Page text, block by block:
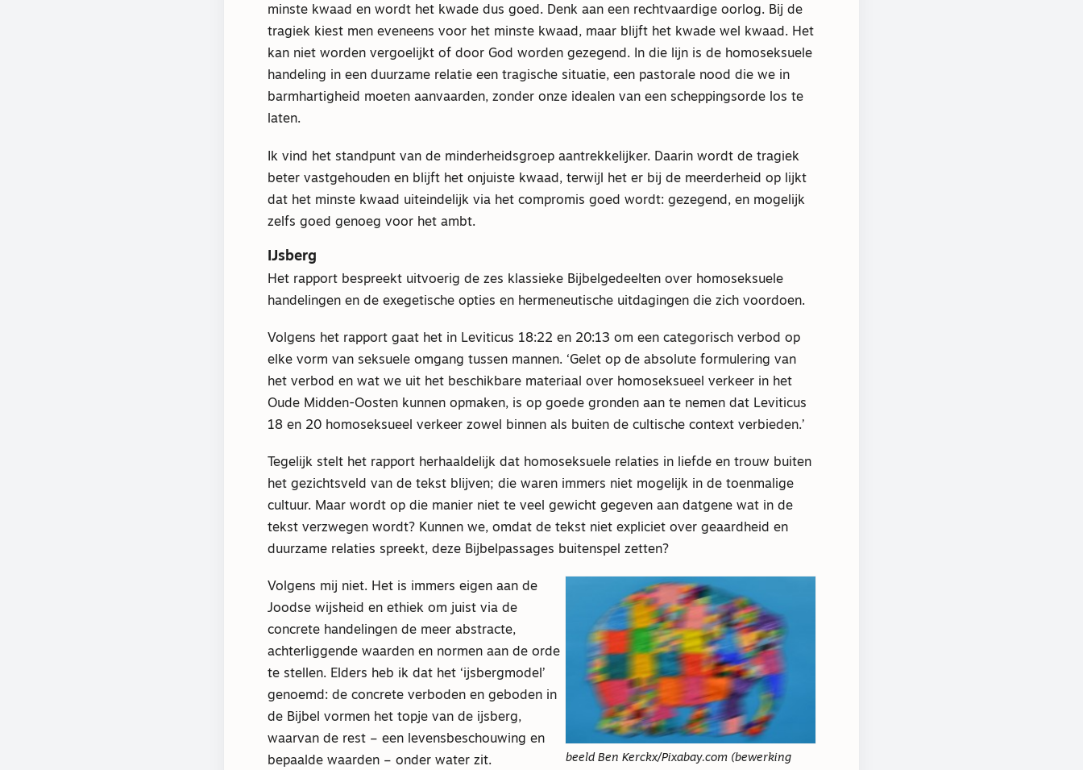
minste kwaad en wordt het kwade dus goed. Denk aan een rechtvaardige oorlog. Bij de
tragiek kiest men eveneens voor het minste kwaad, maar blijft het kwade wel kwaad. Het
kan niet worden vergoelijkt of door God worden gezegend. In die lijn is de homoseksuele
handeling in een duurzame relatie een tragische situatie, een pastorale nood die we in
barmhartigheid moeten aanvaarden, zonder onze idealen van een scheppingsorde los te
laten.
Ik vind het standpunt van de minderheidsgroep aantrekkelijker. Daarin wordt de tragiek
beter vastgehouden en blijft het onjuiste kwaad, terwijl het er bij de meerderheid op lijkt
dat het minste kwaad uiteindelijk via het compromis goed wordt: gezegend, en mogelijk
zelfs goed genoeg voor het ambt.
IJsberg
Het rapport bespreekt uitvoerig de zes klassieke Bijbelgedeelten over homoseksuele
handelingen en de exegetische opties en hermeneutische uitdagingen die zich voordoen.
Volgens het rapport gaat het in Leviticus 18:22 en 20:13 om een categorisch verbod op
elke vorm van seksuele omgang tussen mannen. ‘Gelet op de absolute formulering van
het verbod en wat we uit het beschikbare materiaal over homoseksueel verkeer in het
Oude Midden-Oosten kunnen opmaken, is op goede gronden aan te nemen dat Leviticus
18 en 20 homoseksueel verkeer zowel binnen als buiten de cultische context verbieden.’
Tegelijk stelt het rapport herhaaldelijk dat homoseksuele relaties in liefde en trouw buiten
het gezichtsveld van de tekst blijven; die waren immers niet mogelijk in de toenmalige
cultuur. Maar wordt op die manier niet te veel gewicht gegeven aan datgene wat in de
tekst verzwegen wordt? Kunnen we, omdat de tekst niet expliciet over geaardheid en
duurzame relaties spreekt, deze Bijbelpassages buitenspel zetten?
beeld Ben Kerckx/Pixabay.com (bewerking
Volgens mij niet. Het is immers eigen aan de
Joodse wijsheid en ethiek om juist via de
concrete handelingen de meer abstracte,
achterliggende waarden en normen aan de orde
te stellen. Elders heb ik dat het ‘ijsbergmodel’
genoemd: de concrete verboden en geboden in
de Bijbel vormen het topje van de ijsberg,
waarvan de rest – een levensbeschouwing en
bepaalde waarden – onder water zit.